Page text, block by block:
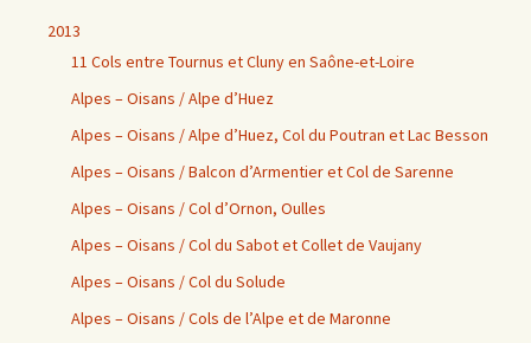
2013
11 Cols entre Tournus et Cluny en Saône-et-Loire
Alpes – Oisans / Alpe d’Huez
Alpes – Oisans / Alpe d’Huez, Col du Poutran et Lac Besson
Alpes – Oisans / Balcon d’Armentier et Col de Sarenne
Alpes – Oisans / Col d’Ornon, Oulles
Alpes – Oisans / Col du Sabot et Collet de Vaujany
Alpes – Oisans / Col du Solude
Alpes – Oisans / Cols de l’Alpe et de Maronne